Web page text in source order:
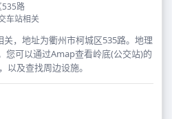
535路
车站相关
，地址为衢州市柯城区535路。地理
您可以通过Amap查看岭底(公交站)的
以及查找周边设施。